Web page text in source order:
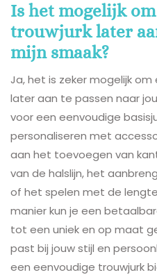
Is het mogelijk
trouwjurk later
mijn smaak?
Ja, het is zeker mogelijk
later aan te passen naar
voor een eenvoudige
personaliseren met
aan het toevoegen van
van de halslijn, het
of het spelen met de
manier kun je een
tot een uniek en op maat
past bij jouw stijl en
een eenvoudige trouwjurk